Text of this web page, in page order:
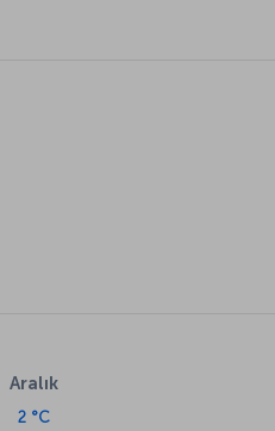
Aralık
2 °C